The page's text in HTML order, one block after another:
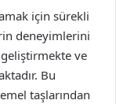
için sürekli
deneyimlerini
ve
Bu
taşlarından